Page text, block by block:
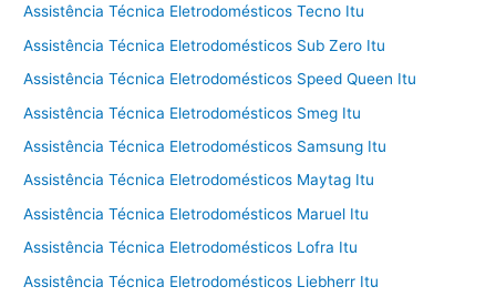
Assistência Técnica Eletrodomésticos Tecno Itu
Assistência Técnica Eletrodomésticos Sub Zero Itu
Assistência Técnica Eletrodomésticos Speed Queen Itu
Assistência Técnica Eletrodomésticos Smeg Itu
Assistência Técnica Eletrodomésticos Samsung Itu
Assistência Técnica Eletrodomésticos Maytag Itu
Assistência Técnica Eletrodomésticos Maruel Itu
Assistência Técnica Eletrodomésticos Lofra Itu
Assistência Técnica Eletrodomésticos Liebherr Itu